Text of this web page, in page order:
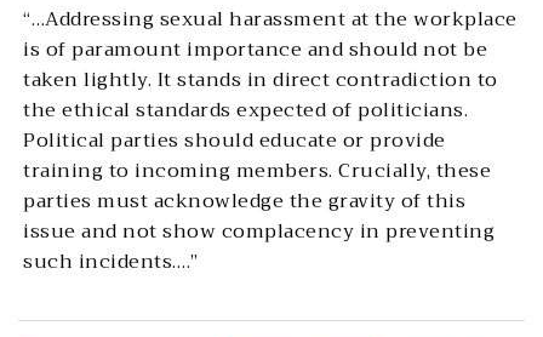
“…Addressing sexual harassment at the workplace
is of paramount importance and should not be
taken lightly. It stands in direct contradiction to
the ethical standards expected of politicians.
Political parties should educate or provide
training to incoming members. Crucially, these
parties must acknowledge the gravity of this
issue and not show complacency in preventing
such incidents….”